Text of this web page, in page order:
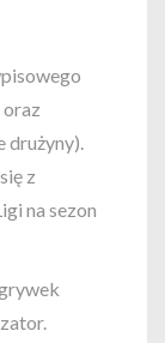
drużyny).
z
na sezon